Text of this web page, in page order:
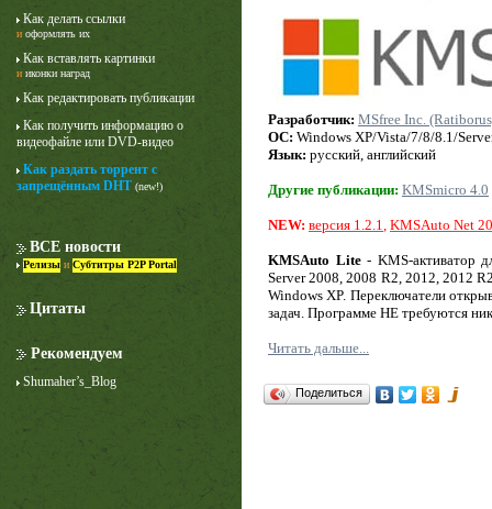
Как делать ссылки
и оформлять их
Как вставлять картинки
и иконки наград
Как редактировать публикации
Как получить информацию о
видеофайле или DVD-видео
Как раздать торрент с
запрещённым DHT (new!)
ВСЕ новости
Релизы и Субтитры P2P Portal
Цитаты
Рекомендуем
Shumaher’s_Blog
Лучше звоните Солу
1 сезон
Разработчик: MSfree Inc.
ОС: Windows XP/Vista/7/8/8.1/
Язык: русский, английский
Другие публикации: KMSmicro 4.0
NEW: версия 1.2.1, KMSAuto Net
KMSAuto Lite- KMS-активатор
Server 2008, 2008 R2, 2012, 2012
Windows XP. Переключатели
задач. Программе НЕ требуются
Читать дальше...
Поделиться